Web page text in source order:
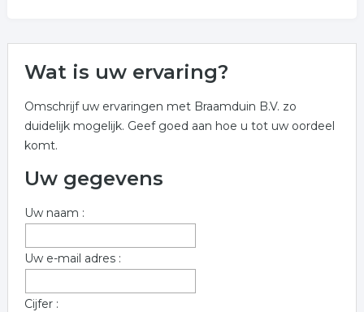
Wat is uw ervaring?
Omschrijf uw ervaringen met Braamduin B.V. zo
duidelijk mogelijk. Geef goed aan hoe u tot uw oordeel
komt.
Uw gegevens
Uw naam :
Uw e-mail adres :
Cijfer :